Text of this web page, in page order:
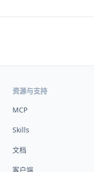
资源与支持
MCP
Skills
文档
客户端